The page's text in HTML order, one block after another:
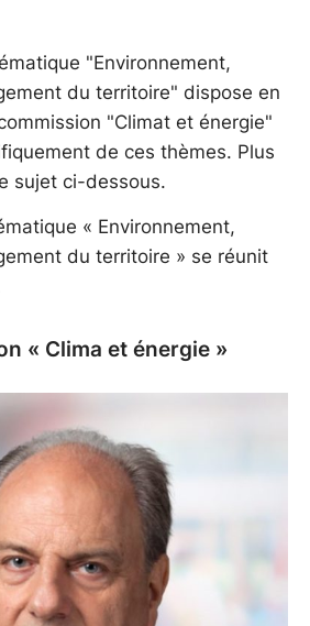
"Environnement,
du territoire" dispose en
"Climat et énergie"
de ces thèmes. Plus
sujet ci-dessous.
« Environnement,
du territoire » se réunit
« Clima et énergie »